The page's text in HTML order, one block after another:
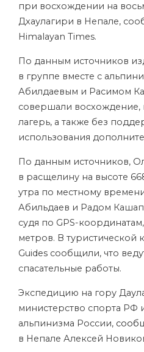
при восхождении на
Дхаулагири в Непале,
Himalayan Times.
По данным источников
в группе вместе с
Абилдаевым и Расимом
совершали восхождение,
лагерь, а также без
использования
По данным источников,
в расщелину на высоте
утра по местному
Абильдаев и Радом
судя по GPS-
метров. В туристической
Guides сообщили, что
спасательные работы.
Экспедицию на гору
министерство спорта РФ
альпинизма России,
в Непале Алексей